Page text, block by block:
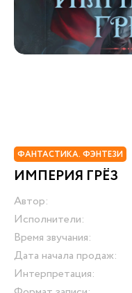
ФАНТАСТИКА. ФЭНТЕЗИ
ИМПЕРИЯ ГРЁЗ
Автор:
Исполнители:
Время звучания:
Дата начала продаж:
Интерпретация: